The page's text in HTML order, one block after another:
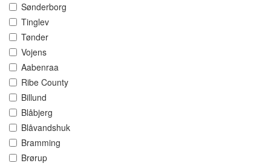
Sønderborg
Tinglev
Tønder
Vojens
Aabenraa
Ribe County
Billund
Blåbjerg
Blåvandshuk
Bramming
Brørup